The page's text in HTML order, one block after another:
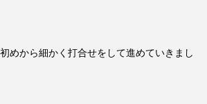
めから細かく打合せをして進めていきまし